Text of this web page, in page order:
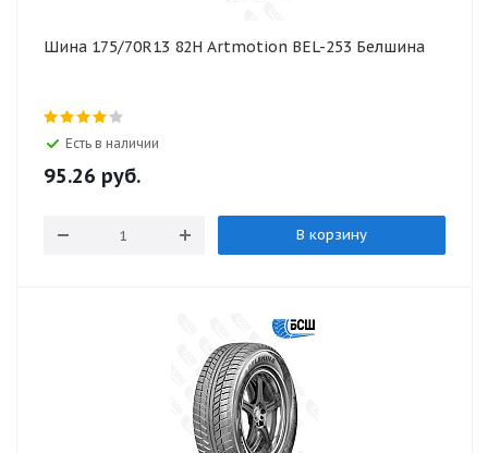
Шина 175/70R13 82H Artmotion BEL-253 Белшина
Есть в наличии
95.26 руб.
В корзину